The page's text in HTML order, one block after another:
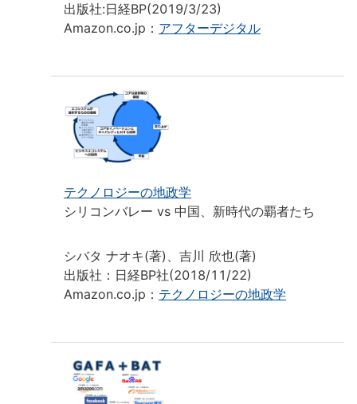
出版社:日経BP(2019/3/23)
Amazon.co.jp： アフターデジタル
テクノロジーの地政学
シリコンバレー vs 中国、新時代の覇者たち
シバタ ナオキ(著)、吉川 欣也(著)
出版社：日経BP社(2018/11/22)
Amazon.co.jp： テクノロジーの地政学